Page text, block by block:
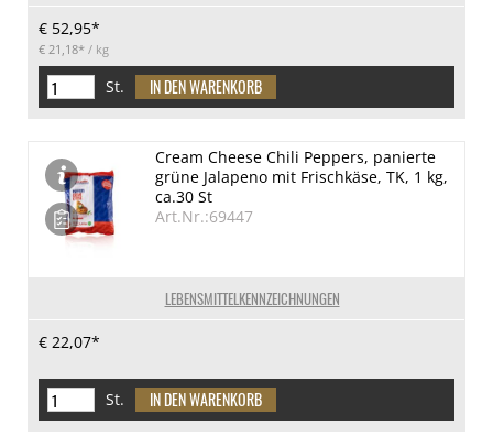
€ 52,95*
€ 21,18* / kg
St.
LEBENSMITTELKENNZEICHNUNGEN
Cream Cheese Chili Peppers, panierte
grüne Jalapeno mit Frischkäse, TK, 1 kg,
ca.30 St
Art.Nr.:69447
€ 22,07*
St.